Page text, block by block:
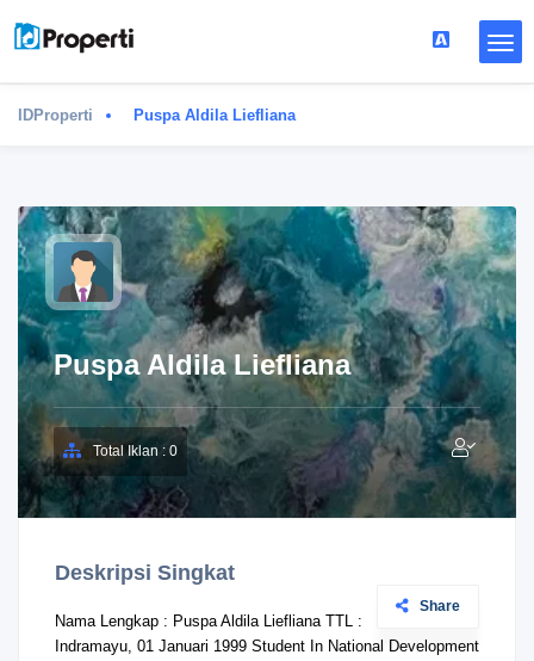
IDProperti Puspa Aldila Liefliana
Puspa Aldila Liefliana
Total Iklan : 0
Deskripsi Singkat
Share
Nama Lengkap : Puspa Aldila Liefliana TTL :
Indramayu, 01 Januari 1999 Student In National Development